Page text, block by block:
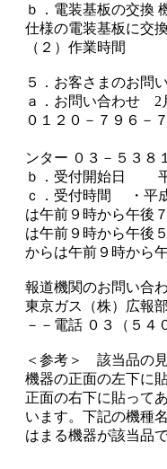
ｂ．電装基板の交換
仕様の電装基板に交
（２）作業時間
５．お客さまのお問
ａ．お問い合わせ 2
０１２０－７９６－
3月1日か
ンター ０３－５３
ｂ．受付開始日 平
ｃ．受付時間 ・平
は午前９時から午後
は午前９時から午後
からは午前９時から
報道機関のお問い合
東京ガス（株）広報
－－電話 ０３（５４
＜参考＞ 該当品の
機器の正面の左下に
正面の右下に貼って
います。下記の機種
はまる機器が該当品で